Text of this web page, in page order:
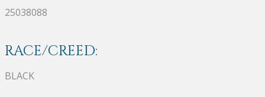
25038088
RACE/CREED:
BLACK